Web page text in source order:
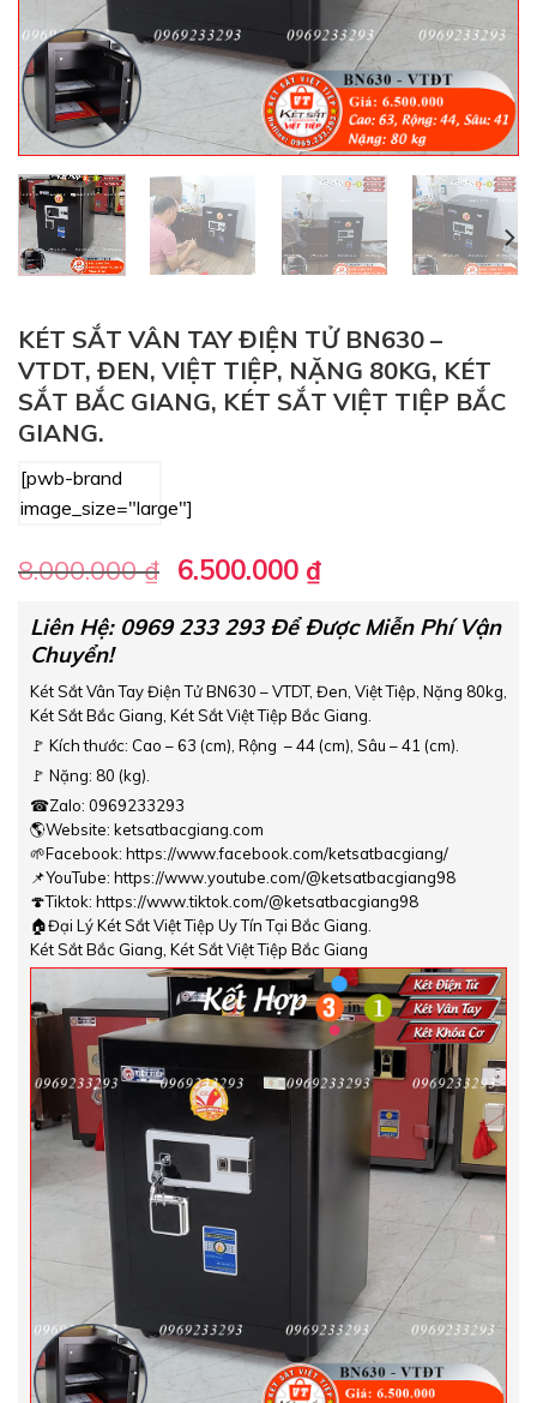
KÉT SẮT VÂN TAY ĐIỆN TỬ BN630 –
VTDT, ĐEN, VIỆT TIỆP, NẶNG 80KG, KÉT
SẮT BẮC GIANG, KÉT SẮT VIỆT TIỆP BẮC
GIANG.
[pwb-brand
image_size="large"]
8.000.000₫ Giá
là:
6.500.000 ₫Giá
hiện
tại
6.500.000 ₫.
Liên Hệ: 0969 233 293 Để Được Miễn Phí Vận
Chuyển!
Két Sắt Vân Tay Điện Tử BN630 – VTDT, Đen, Việt Tiệp, Nặng 80kg,
Két Sắt Bắc Giang, Két Sắt Việt Tiệp Bắc Giang.
🚩 Kích thước: Cao – 63 (cm), Rộng – 44 (cm), Sâu – 41 (cm).
🚩 Nặng: 80 (kg).
☎Zalo: 0969233293
🌎Website: ketsatbacgiang.com
🌱Facebook: https://www.facebook.com/ketsatbacgiang/
📌YouTube: https://www.youtube.com/@ketsatbacgiang98
🍄Tiktok: https://www.tiktok.com/@ketsatbacgiang98
🏠Đại Lý Két Sắt Việt Tiệp Uy Tín Tại Bắc Giang.
Két Sắt Bắc Giang, Két Sắt Việt Tiệp Bắc Giang